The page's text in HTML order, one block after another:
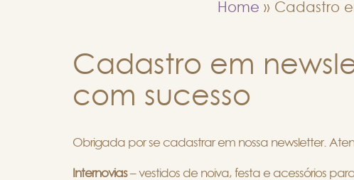
Home » Cadastro
Cadastro em
com sucesso
Obrigada por se cadastrar em nossa newsletter.
Internovias– vestidos de noiva, festa e acessórios